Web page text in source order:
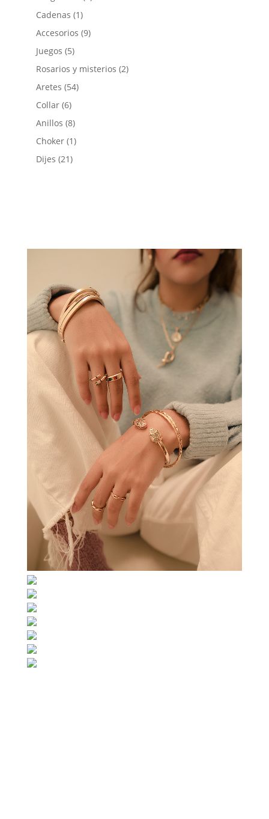
Cadenas (1)
Accesorios (9)
Juegos (5)
Rosarios y misterios (2)
Aretes (54)
Collar (6)
Anillos (8)
Choker (1)
Dijes (21)